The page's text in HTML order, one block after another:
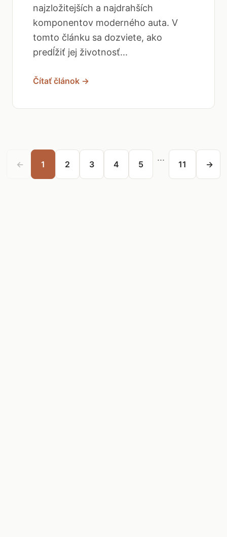
najzložitejších a najdrahších
komponentov moderného auta. V
tomto článku sa dozviete, ako
predĺžiť jej životnosť...
Čítať článok →
← 1 2 3 4 5
...
11 →